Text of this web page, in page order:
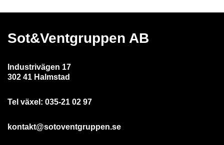
Sot&Ventgruppen AB
Industrivägen 17
302 41 Halmstad
Tel växel: 035-21 02 97
kontakt@sotoventgruppen.se